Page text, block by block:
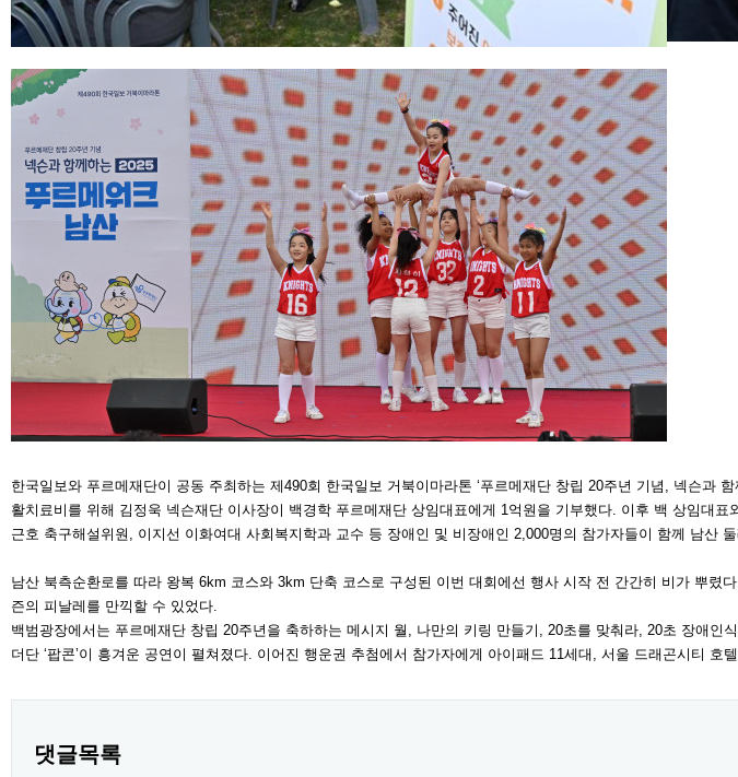
한국일보와 푸르메재단이 공동 주최하는 제490회 한국일보 거북이마라톤 ‘푸르메재단 창립 20주년 기념, 넥슨과
활치료비를 위해 김정욱 넥슨재단 이사장이 백경학 푸르메재단 상임대표에게 1억원을 기부했다. 이후 백 상임대
근호 축구해설위원, 이지선 이화여대 사회복지학과 교수 등 장애인 및 비장애인 2,000명의 참가자들이 함께 남산 둘
남산 북측순환로를 따라 왕복 6km 코스와 3km 단축 코스로 구성된 이번 대회에선 행사 시작 전 간간히 비가 뿌
즌의 피날레를 만끽할 수 있었다.
백범광장에서는 푸르메재단 창립 20주년을 축하하는 메시지 월, 나만의 키링 만들기, 20초를 맞춰라, 20초 장애
더단 ‘팝콘’이 흥겨운 공연이 펼쳐졌다. 이어진 행운권 추첨에서 참가자에게 아이패드 11세대, 서울 드래곤시티
댓글목록